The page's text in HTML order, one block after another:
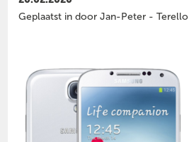
Geplaatst in door Jan-Peter - Terello